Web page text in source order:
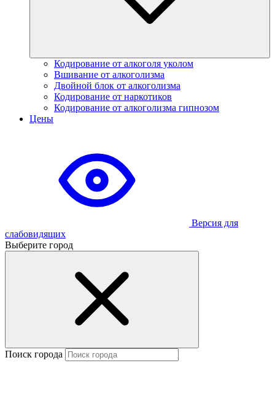
Кодирование от алкоголя уколом
Вшивание от алкоголизма
Двойной блок от алкоголизма
Кодирование от наркотиков
Кодирование от алкоголизма гипнозом
Цены
Версия для
слабовидящих
Выберите город
Поиск города